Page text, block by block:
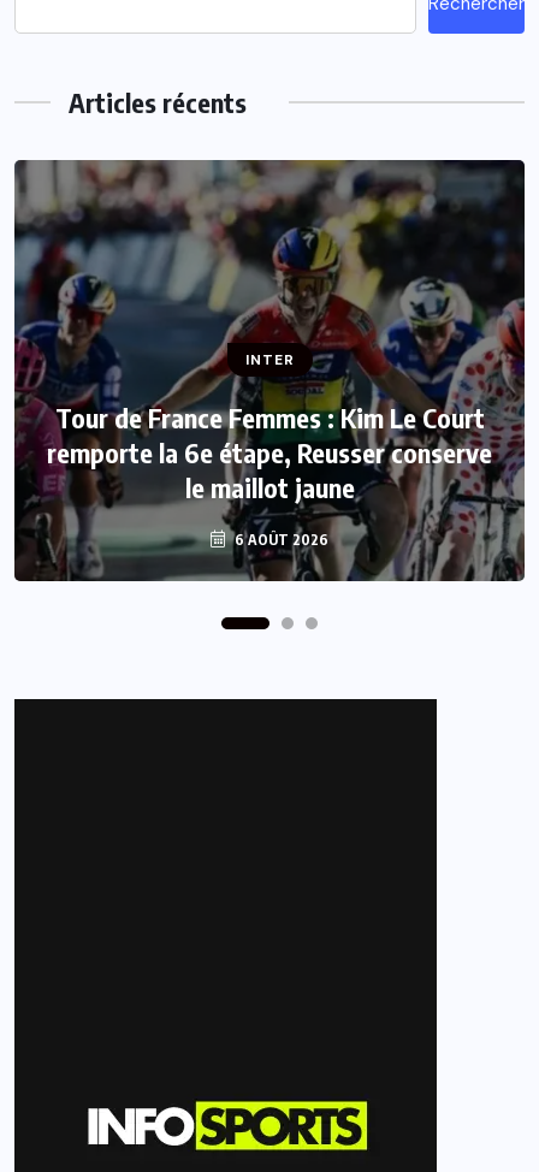
Articles récents
INTER
Tour de France Femmes : Kim Le Court
remporte la 6e étape, Reusser conserve
le maillot jaune
6 AOÛT 2026
INTER
Mercato : Mohamed Salah rejoint
Trabzonspor
6 AOÛT 2026